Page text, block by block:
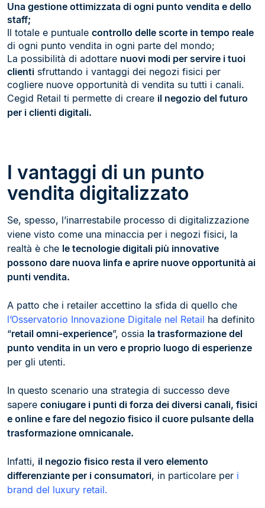
Una gestione ottimizzata di ogni punto vendita e dello
staff;
Il totale e puntuale controllo delle scorte in tempo reale
di ogni punto vendita in ogni parte del mondo;
La possibilità di adottare nuovi modi per servire i tuoi
clienti sfruttando i vantaggi dei negozi fisici per
cogliere nuove opportunità di vendita su tutti i canali.
Cegid Retail ti permette di creare il negozio del futuro
per i clienti digitali.
I vantaggi di un punto
vendita digitalizzato
Se, spesso, l’inarrestabile processo di digitalizzazione
viene visto come una minaccia per i negozi fisici, la
realtà è che le tecnologie digitali più innovative
possono dare nuova linfa e aprire nuove opportunità ai
punti vendita.
A patto che i retailer accettino la sfida di quello che
l’Osservatorio Innovazione Digitale nel Retail ha definito
“retail omni-experience”, ossia la trasformazione del
punto vendita in un vero e proprio luogo di esperienze
per gli utenti.
In questo scenario una strategia di successo deve
sapere coniugare i punti di forza dei diversi canali, fisici
e online e fare del negozio fisico il cuore pulsante della
trasformazione omnicanale.
Infatti, il negozio fisico resta il vero elemento
differenziante per i consumatori, in particolare per i
brand del luxury retail.